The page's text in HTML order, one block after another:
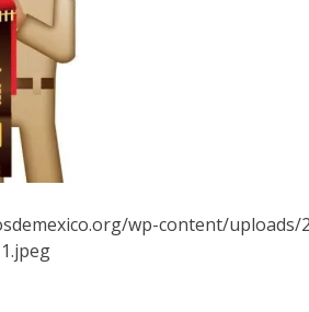
wp-content/uploads/